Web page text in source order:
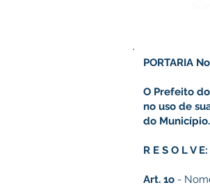
PORTARIA
O Prefeito
no uso de
do Município.
R E S O L V E:
Art. 1o -